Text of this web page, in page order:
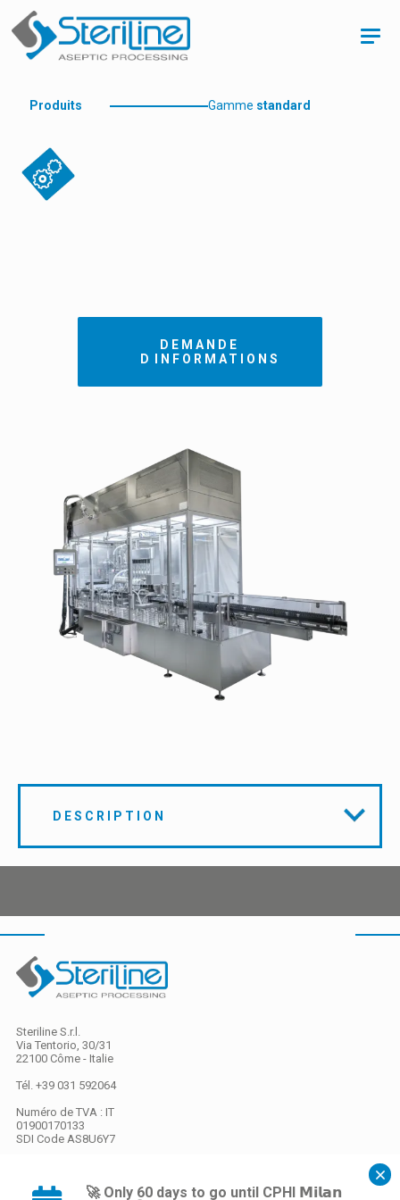
Produits Gamme standard
DEMANDE
DINFORMATIONS
DESCRIPTION
Steriline S.r.l.
Via Tentorio, 30/31
22100 Côme - Italie
Tél. +39 031 592064
Numéro de TVA : IT
01900170133
SDI Code AS8U6Y7
🚀 Only 60 days to go until CPHI 𝗠𝗶𝗹𝗮𝗻